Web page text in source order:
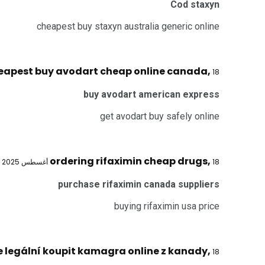
Cod staxyn
cheapest buy staxyn australia generic online
buy avodart cheap online canada, 18 أغسطس 2025 @ 4:36 ص
buy avodart american express
get avodart buy safely online
ordering rifaximin cheap drugs, 18 أغسطس 2025 @ 7:16 ص
purchase rifaximin canada suppliers
buying rifaximin usa price
legální koupit kamagra online z kanady, 18 أغسطس 2025 @ 9:22 ص